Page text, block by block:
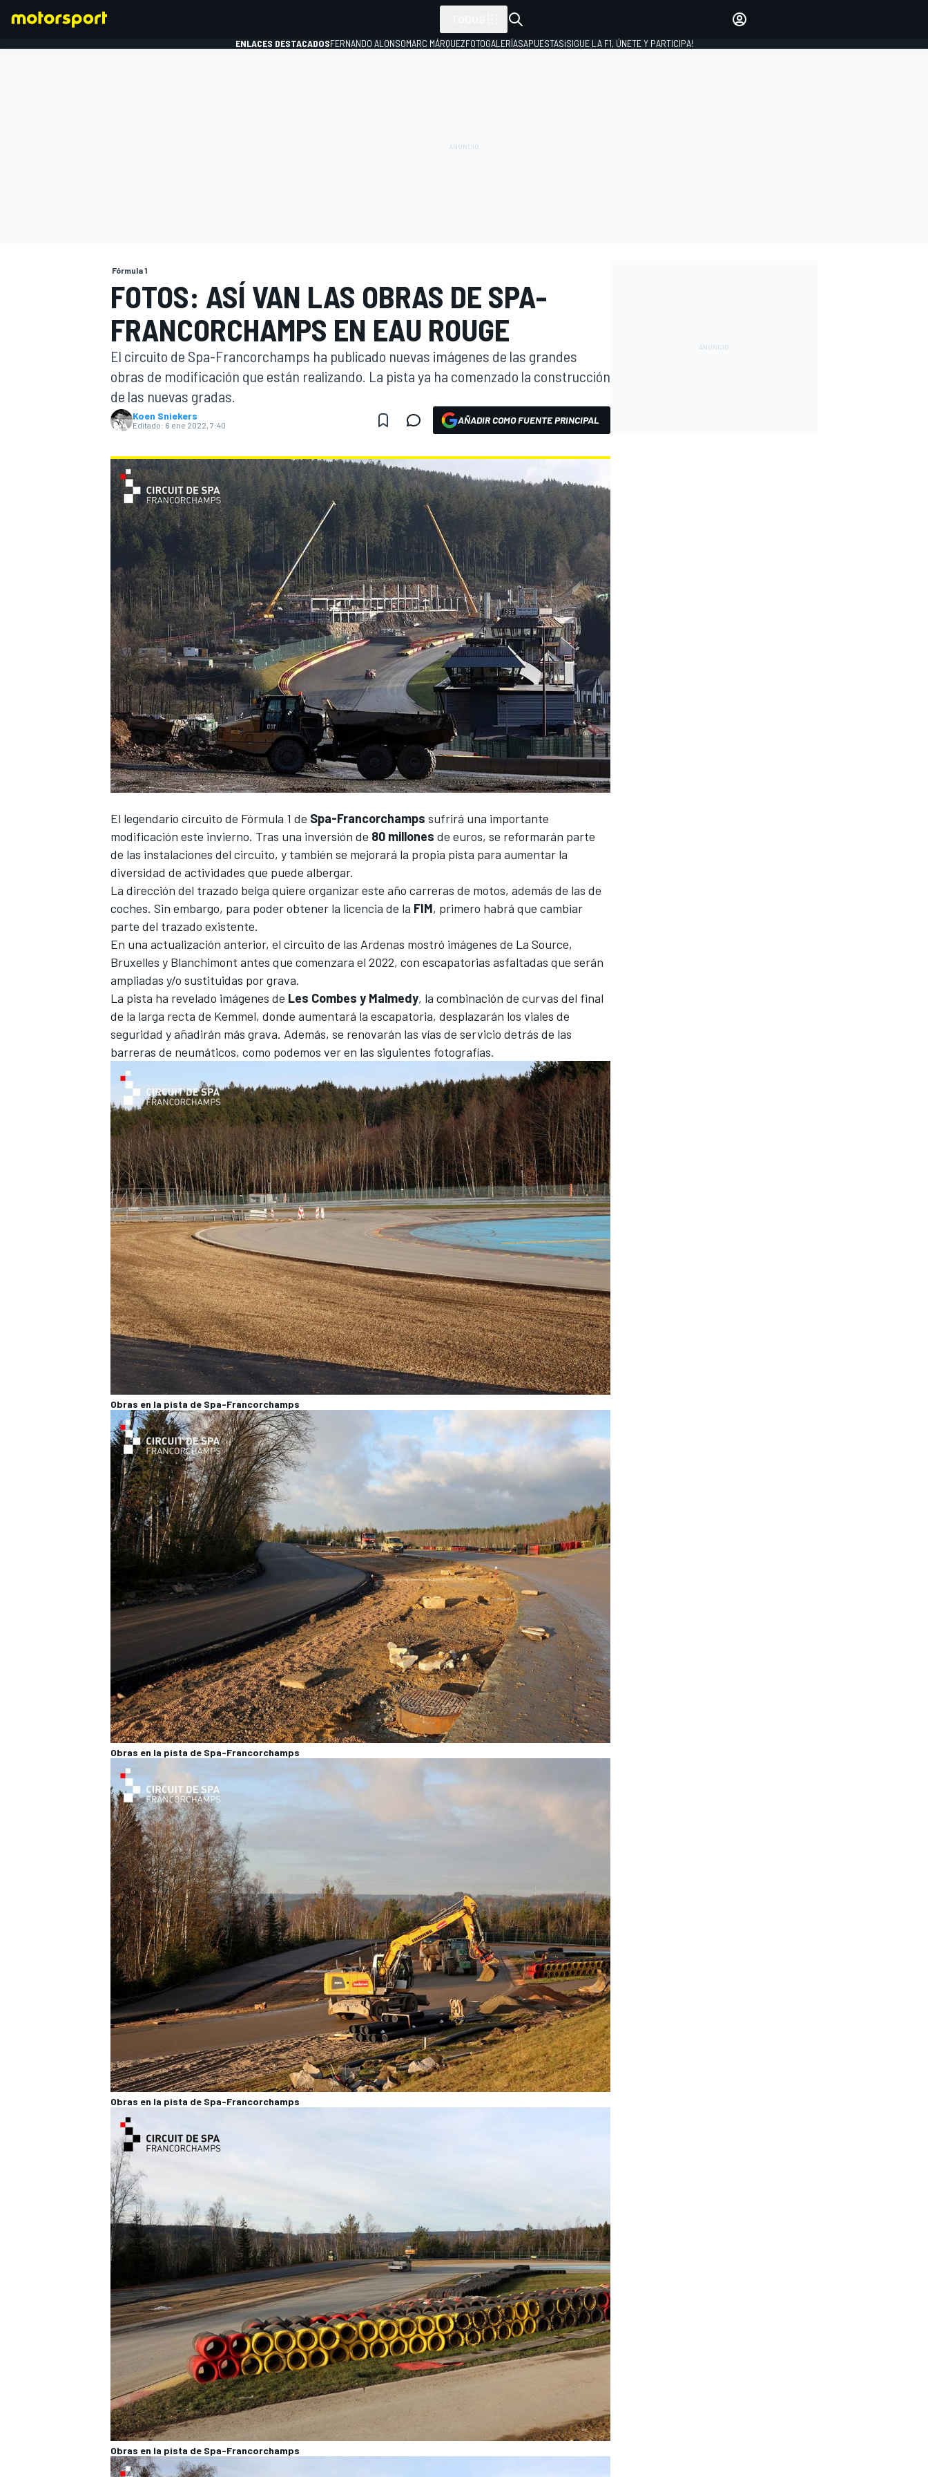
FÓRMULA E
MÁS CATEGORÍAS
ENLACES DESTACADOSFERNANDO ALONSOMARC MÁRQUEZFOTOGALERÍASAPUESTAS¡SIGUE LA F1, ÚNETE Y PARTICIPA!
Fórmula 1
FOTOS: ASÍ VAN LAS OBRAS DE SPA-
FRANCORCHAMPS EN EAU ROUGE
El circuito de Spa-Francorchamps ha publicado nuevas imágenes de las grandes
obras de modificación que están realizando. La pista ya ha comenzado la construcción
de las nuevas gradas.
Koen Sniekers
Editado: 6 ene 2022, 7:40 AÑADIR COMO FUENTE PRINCIPAL
El legendario circuito de Fórmula 1 de Spa-Francorchamps sufrirá una importante
modificación este invierno. Tras una inversión de 80 millones de euros, se reformarán parte
de las instalaciones del circuito, y también se mejorará la propia pista para aumentar la
diversidad de actividades que puede albergar.
La dirección del trazado belga quiere organizar este año carreras de motos, además de las de
coches. Sin embargo, para poder obtener la licencia de la FIM, primero habrá que cambiar
parte del trazado existente.
En una actualización anterior, el circuito de las Ardenas mostró imágenes de La Source,
Bruxelles y Blanchimont antes que comenzara el 2022, con escapatorias asfaltadas que serán
ampliadas y/o sustituidas por grava.
La pista ha revelado imágenes de Les Combes y Malmedy, la combinación de curvas del final
de la larga recta de Kemmel, donde aumentará la escapatoria, desplazarán los viales de
seguridad y añadirán más grava. Además, se renovarán las vías de servicio detrás de las
barreras de neumáticos, como podemos ver en las siguientes fotografías.
Obras en la pista de Spa-Francorchamps
Obras en la pista de Spa-Francorchamps
Obras en la pista de Spa-Francorchamps
Obras en la pista de Spa-Francorchamps